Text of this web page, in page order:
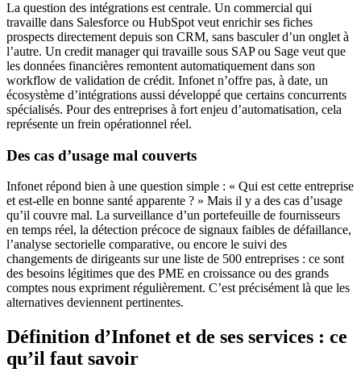
La question des intégrations est centrale. Un commercial qui
travaille dans Salesforce ou HubSpot veut enrichir ses fiches
prospects directement depuis son CRM, sans basculer d’un onglet à
l’autre. Un credit manager qui travaille sous SAP ou Sage veut que
les données financières remontent automatiquement dans son
workflow de validation de crédit. Infonet n’offre pas, à date, un
écosystème d’intégrations aussi développé que certains concurrents
spécialisés. Pour des entreprises à fort enjeu d’automatisation, cela
représente un frein opérationnel réel.
Des cas d’usage mal couverts
Infonet répond bien à une question simple : « Qui est cette entreprise
et est-elle en bonne santé apparente ? » Mais il y a des cas d’usage
qu’il couvre mal. La surveillance d’un portefeuille de fournisseurs
en temps réel, la détection précoce de signaux faibles de défaillance,
l’analyse sectorielle comparative, ou encore le suivi des
changements de dirigeants sur une liste de 500 entreprises : ce sont
des besoins légitimes que des PME en croissance ou des grands
comptes nous expriment régulièrement. C’est précisément là que les
alternatives deviennent pertinentes.
Définition d’Infonet et de ses services : ce
qu’il faut savoir